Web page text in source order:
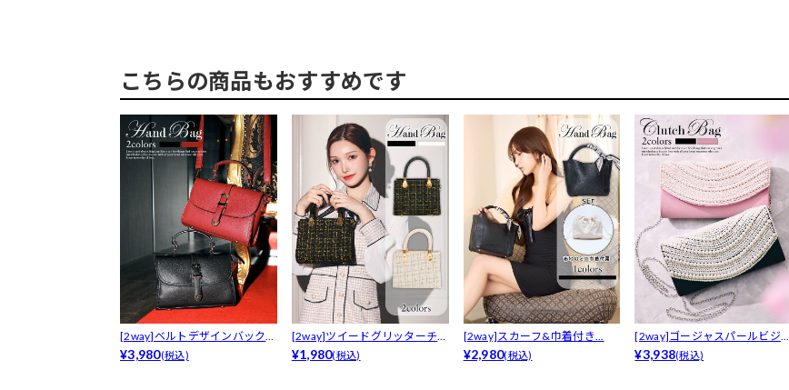
こちらの商品もおすすめです
[2way]ベルトデザインバックル
付き...
¥3,980(税込)
[2way]ツイードグリッターチェ
ック...
¥1,980(税込)
[2way]スカーフ&巾着付き...
¥2,980(税込)
[2way]ゴージャスパールビジュ
ーク...
¥3,938(税込)